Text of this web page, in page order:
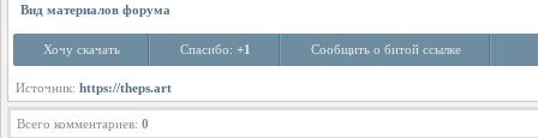
Вид материалов форума
Хочу скачать Спасибо: +1 Сообщить о битой ссылке
Источник: https://theps.art
Всего комментариев: 0